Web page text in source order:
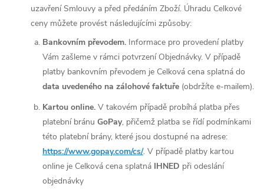
uzavření Smlouvy a před předáním Zboží. Úhradu Celkové
ceny můžete provést následujícími způsoby:
Bankovním převodem. Informace pro provedení platby
Vám zašleme v rámci potvrzení Objednávky. V případě
platby bankovním převodem je Celková cena splatná do
data uvedeného na zálohové faktuře (obdržíte e-mailem).
Kartou online. V takovém případě probíhá platba přes
platební bránu GoPay, přičemž platba se řídí podmínkami
této platební brány, které jsou dostupné na adrese:
https://www.gopay.com/cs/. V případě platby kartou
online je Celková cena splatná IHNED při odeslání
objednávky